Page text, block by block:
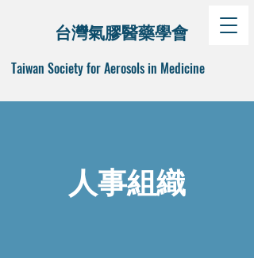
台灣氣膠醫藥學會
Taiwan Society for Aerosols in Medicine
人事組織